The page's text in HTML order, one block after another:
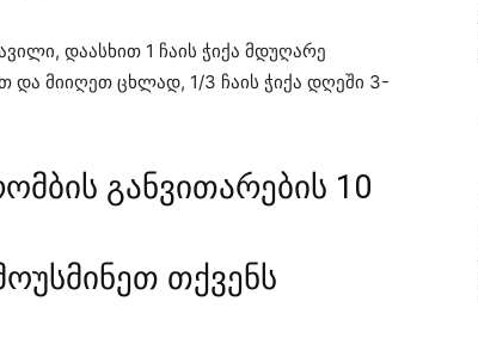
დაასხით 1 ჩაის ჭიქა მდუღარე
და მიიღეთ ცხლად, 1/3 ჩაის ჭიქა დღეში 3-
განვითარების 10
თქვენს